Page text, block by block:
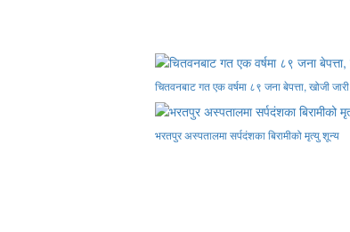
चितवनबाट गत एक वर्षमा ८९ जना बेपत्ता, खोजी जारी
भरतपुर अस्पतालमा सर्पदंशका बिरामीको मृत्यु शून्य